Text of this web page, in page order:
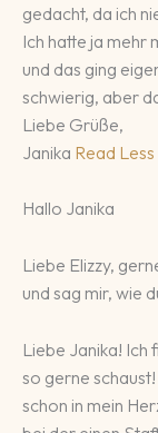
gedacht, da ich
Ich hatte ja mehr
und das ging
schwierig, aber
Liebe Grüße,
Janika Read Less
Hallo Janika
Liebe Elizzy,
und sag mir, wie
Liebe Janika! Ich
so gerne schaust!
schon in mein